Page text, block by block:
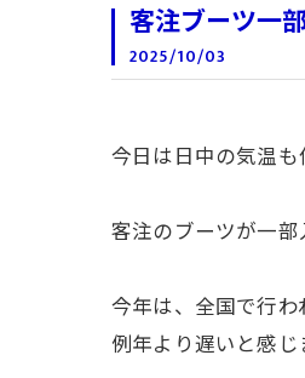
客注ブーツ一
2025/10/03
今日は日中の気温
客注のブーツが一
今年は、全国で行
例年より遅いと感じ